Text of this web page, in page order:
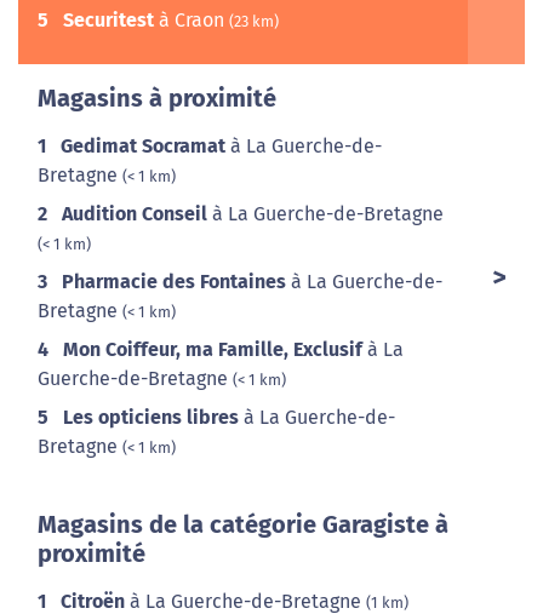
5 Securitest à Craon (23 km)
Magasins à proximité
1 Gedimat Socramat à La Guerche-de-
Bretagne (< 1 km)
2 Audition Conseil à La Guerche-de-Bretagne
(< 1 km)
3 Pharmacie des Fontaines à La Guerche-de-
Bretagne (< 1 km)
4 Mon Coiffeur, ma Famille, Exclusifà La
Guerche-de-Bretagne (< 1 km)
5 Les opticiens libres à La Guerche-de-
Bretagne (< 1 km)
Magasins de la catégorie Garagiste à
proximité
1 Citroën à La Guerche-de-Bretagne (1 km)